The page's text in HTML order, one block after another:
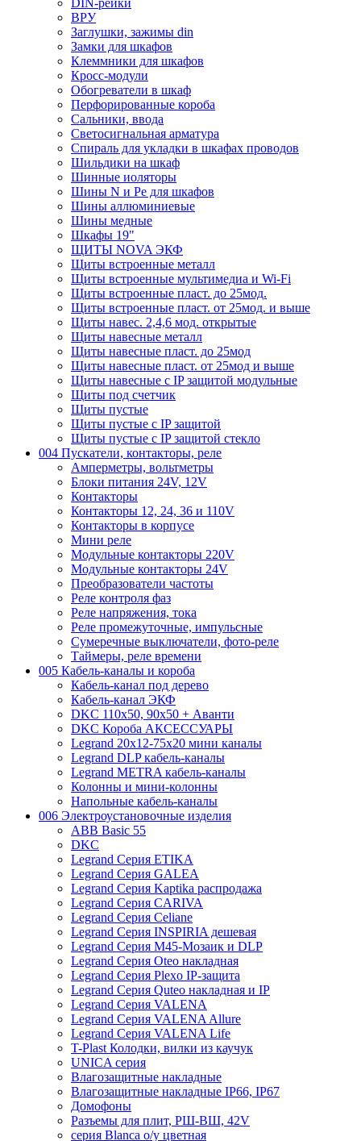
DIN-рейки
ВРУ
Заглушки, зажимы din
Замки для шкафов
Клеммники для шкафов
Кросс-модули
Обогреватели в шкаф
Перфорированные короба
Сальники, ввода
Светосигнальная арматура
Спираль для укладки в шкафах проводов
Шильдики на шкаф
Шинные иоляторы
Шины N и Pe для шкафов
Шины аллюминиевые
Шины медные
Шкафы 19"
ЩИТЫ NOVA ЭКФ
Щиты встроенные металл
Щиты встроенные мультимедиа и Wi-Fi
Щиты встроенные пласт. до 25мод.
Щиты встроенные пласт. от 25мод. и выше
Щиты навес. 2,4,6 мод. открытые
Щиты навесные металл
Щиты навесные пласт. до 25мод
Щиты навесные пласт. от 25мод и выше
Щиты навесные с IP защитой модульные
Щиты под счетчик
Щиты пустые
Щиты пустые с IP защитой
Щиты пустые с IP защитой стекло
004 Пускатели, контакторы, реле
Амперметры, вольтметры
Блоки питания 24V, 12V
Контакторы
Контакторы 12, 24, 36 и 110V
Контакторы в корпусе
Мини реле
Модульные контакторы 220V
Модульные контакторы 24V
Преобразователи частоты
Реле контроля фаз
Реле напряжения, тока
Реле промежуточные, импульсные
Сумеречные выключатели, фото-реле
Таймеры, реле времени
005 Кабель-каналы и короба
Кабель-канал под дерево
Кабель-канал ЭКФ
DKC 110х50, 90х50 + Аванти
DKC Короба АКСЕССУАРЫ
Legrand 20х12-75х20 мини каналы
Legrand DLP кабель-каналы
Legrand METRA кабель-каналы
Колонны и мини-колонны
Напольные кабель-каналы
006 Электроустановочные изделия
ABB Basic 55
DKC
Legrand Серия ETIKA
Legrand Серия GALEA
Legrand Серия Kaptika распродажа
Legrand Серия CARIVA
Legrand Серия Celiane
Legrand Серия INSPIRIA дешевая
Legrand Серия M45-Мозаик и DLP
Legrand Серия Oteo накладная
Legrand Серия Plexo IP-защита
Legrand Серия Quteo накладная и IP
Legrand Серия VALENA
Legrand Серия VALENA Allure
Legrand Серия VALENA Life
T-Plast Колодки, вилки из каучук
UNICA серия
Влагозащитные накладные
Влагозащитные накладные IP66, IP67
Домофоны
Разъемы для плит, РШ-ВШ, 42V
серия Blanca о/у цветная